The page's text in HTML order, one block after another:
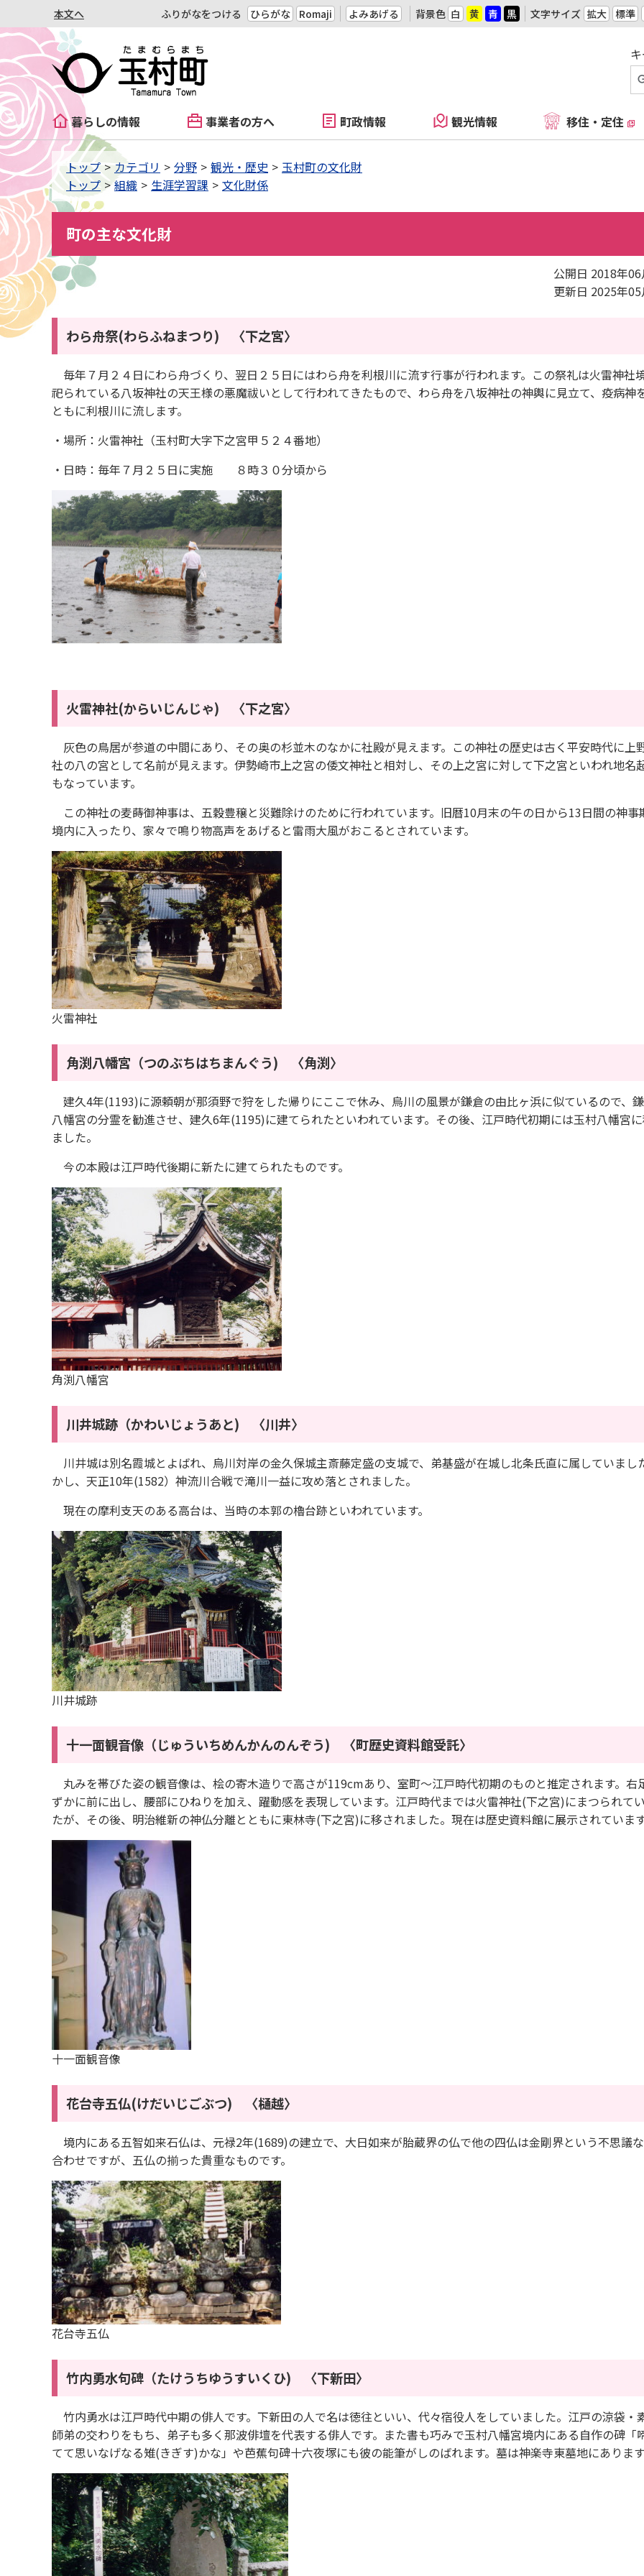
本文へ ふりがなをつける ひらがな Romaji よみあげる 背景色 白 黄 青 黒 文字サイズ 拡大 標準
暮らしの情報 事業者の方へ 町政情報 観光情報 移住・定住
トップ カテゴリ 分野 観光・歴史
玉村町の文化財
トップ
組織 生涯学習課 文化財係
町の主な文化財
公開日 2018年
更新日 2025年
わら舟祭(わらふねまつり) 〈下之宮〉
毎年７月２４日にわら舟づくり、翌日２５日にはわら舟を利根川に流す行事が行われます。この祭礼は火雷神社
祀られている八坂神社の天王様の悪魔祓いとして行われてきたもので、わら舟を八坂神社の神輿に見立て、疫病神
ともに利根川に流します。
・場所：火雷神社（玉村町大字下之宮甲５２４番地）
・日時：毎年７月２５日に実施 ８時３０分頃から
火雷神社(からいじんじゃ) 〈下之宮〉
灰色の鳥居が参道の中間にあり、その奥の杉並木のなかに社殿が見えます。この神社の歴史は古く平安時代に上
社の八の宮として名前が見えます。伊勢崎市上之宮の倭文神社と相対し、その上之宮に対して下之宮といわれ地名
もなっています。
この神社の麦蒔御神事は、五穀豊穣と災難除けのために行われています。旧暦10月末の午の日から13日間の神事
境内に入ったり、家々で鳴り物高声をあげると雷雨大風がおこるとされています。
火雷神社
角渕八幡宮 （つのぶちはちまんぐう) 〈角渕〉
建久4年(1193)に源頼朝が那須野で狩をした帰りにここで休み、烏川の風景が鎌倉の由比ヶ浜に似ているので、
八幡宮の分霊を勧進させ、建久6年(1195)に建てられたといわれています。その後、江戸時代初期には玉村八幡宮
ました。
今の本殿は江戸時代後期に新たに建てられたものです。
角渕八幡宮
川井城跡 （かわいじょうあと) 〈川井〉
川井城は別名霞城とよばれ、烏川対岸の金久保城主斎藤定盛の支城で、弟基盛が在城し北条氏直に属していまし
かし、天正10年(1582）神流川合戦で滝川一益に攻め落とされました。
現在の摩利支天のある高台は、当時の本郭の櫓台跡といわれています。
川井城跡
十一面観音像 （じゅういちめんかんのんぞう) 〈町歴史資料館受託〉
丸みを帯びた姿の観音像は、桧の寄木造りで高さが119cmあり、室町～江戸時代初期のものと推定されます。右
ずかに前に出し、腰部にひねりを加え、躍動感を表現しています。江戸時代までは火雷神社(下之宮)にまつられて
たが、その後、明治維新の神仏分離とともに東林寺(下之宮)に移されました。現在は歴史資料館に展示されていま
十一面観音像
花台寺五仏(けだいじごぶつ) 〈樋越〉
境内にある五智如来石仏は、元禄2年(1689)の建立で、大日如来が胎蔵界の仏で他の四仏は金剛界という不思議
合わせですが、五仏の揃った貴重なものです。
花台寺五仏
竹内勇水句碑 （たけうちゆうすいくひ) 〈下新田〉
竹内勇水は江戸時代中期の俳人です。下新田の人で名は徳往といい、代々宿役人をしていました。江戸の涼袋・
師弟の交わりをもち、弟子も多く那波俳壇を代表する俳人です。また書も巧みで玉村八幡宮境内にある自作の碑「
てて思いなげなる雉(きぎす)かな」や芭蕉句碑十六夜塚にも彼の能筆がしのばれます。墓は神楽寺東墓地にありま